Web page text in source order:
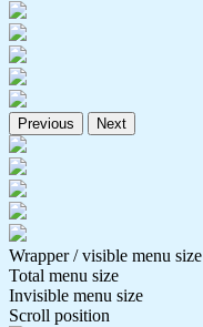
Previous Next
Wrapper / visible menu size
Total menu size
Invisible menu size
Scroll position